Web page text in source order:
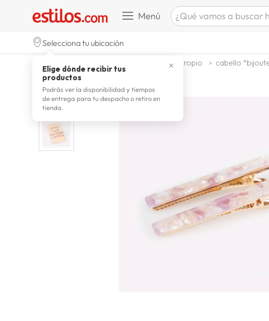
Menú ¿Qué vamos a buscar hoy?
terrex
9. cocina
10. lavadora
Selecciona tu ubicación
✕
Elige dónde recibir tus
productos
Podrás ver la disponibilidad y tiempos
de entrega para tu despacho o retiro en
tienda.
bijouteria propio cabello